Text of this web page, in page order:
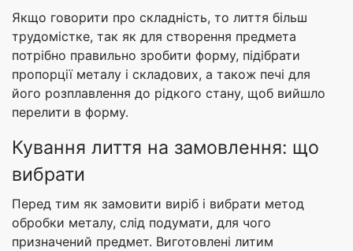
Якщо говорити про складність, то лиття більш
трудомістке, так як для створення предмета
потрібно правильно зробити форму, підібрати
пропорції металу і складових, а також печі для
його розплавлення до рідкого стану, щоб вийшло
перелити в форму.
Кування лиття на замовлення: що
вибрати
Перед тим як замовити виріб і вибрати метод
обробки металу, слід подумати, для чого
призначений предмет. Виготовлені литим